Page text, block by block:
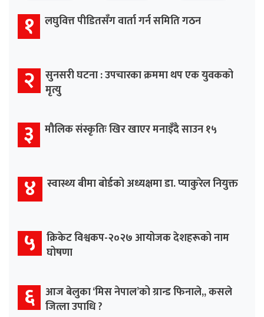
१ लघुवित्त पीडितसँग वार्ता गर्न समिति गठन
२ सुनसरी घटना : उपचारका क्रममा थप एक युवकको
मृत्यु
३ मौलिक संस्कृतिः खिर खाएर मनाइँदै साउन १५
४ स्वास्थ्य बीमा बोर्डको अध्यक्षमा डा. प्याकुरेल नियुक्त
५ क्रिकेट विश्वकप-२०२७ आयोजक देशहरूको नाम
घोषणा
६ आज बेलुका ‘मिस नेपाल’को ग्रान्ड फिनाले,, कसले
जित्ला उपाधि ?